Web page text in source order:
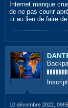
Internet manque
de ne pas courir
tir au lieu de faire
10 décembre 2022,